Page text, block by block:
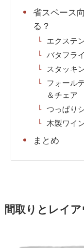
省スペース
る？
エクステ
バタフラ
スタッキ
フォール
＆チェア
つっぱり
木製ワイ
まとめ
間取りとレイア